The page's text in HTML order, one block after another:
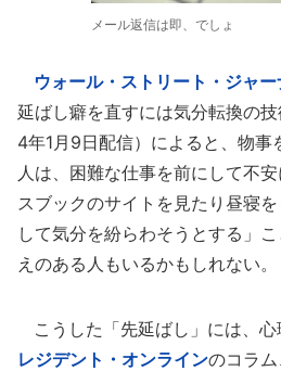
メール返信は即、でしょ
ウォール・ストリート・ジャ
延ばし癖を直すには気分転換の
4年1月9日配信）によると、物事
人は、困難な仕事を前にして不
スブックのサイトを見たり昼寝
して気分を紛らわそうとする」
えのある人もいるかもしれない。
こうした「先延ばし」には、心
レジデント・オンラインのコラ